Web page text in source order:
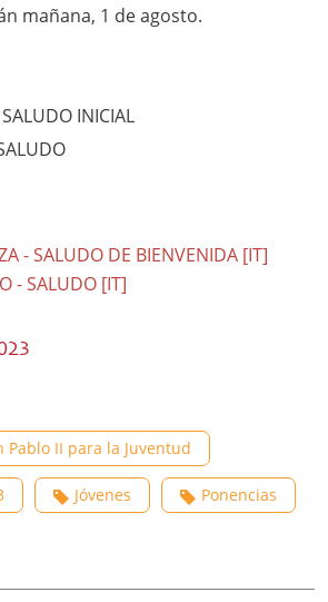
mañana, 1 de agosto.
INICIAL
- SALUDO DE BIENVENIDA [IT]
- SALUDO [IT]
Pablo II para la Juventud
Jóvenes Ponencias